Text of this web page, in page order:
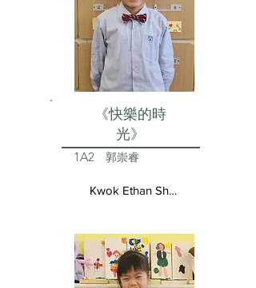
《快樂的時
光》
1A2 郭崇睿
Kwok Ethan Shun Yui